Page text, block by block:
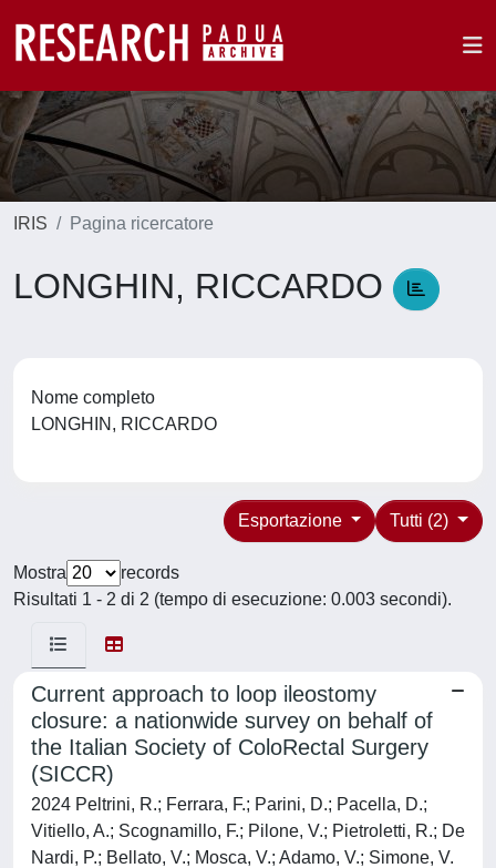
IRIS Pagina ricercatore
LONGHIN, RICCARDO
Nome completo
LONGHIN, RICCARDO
Tutti (2)
Esportazione
Mostra
records
Risultati 1 - 2 di 2 (tempo di esecuzione: 0.003 secondi).
Current approach to loop ileostomy
closure: a nationwide survey on behalf of
the Italian Society of ColoRectal Surgery
(SICCR)
2024 Peltrini, R.; Ferrara, F.; Parini, D.; Pacella, D.;
Vitiello, A.; Scognamillo, F.; Pilone, V.; Pietroletti, R.; De
Nardi, P.; Bellato, V.; Mosca, V.; Adamo, V.; Simone, V.